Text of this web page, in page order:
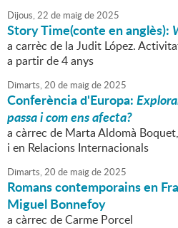
Dijous,22 de maigde2025
Story Time(conte en anglès):
a carrèc de la Judit López.
a partir de 4 anys
Dimarts,20 de maigde2025
Conferència d'Europa:
passa i com ens afecta?
a càrrec de Marta Aldomà
i en Relacions Internacionals
Dimarts,20 de maigde2025
Romans contemporains en
Miguel Bonnefoy
a càrrec de Carme Porcel